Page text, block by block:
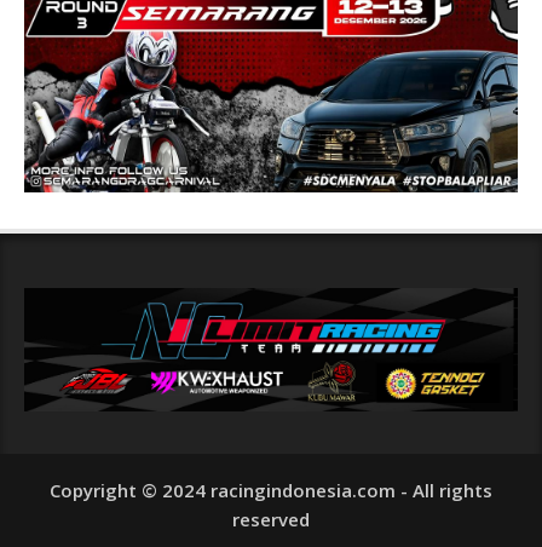
Copyright © 2024 racingindonesia.com - All rights
reserved